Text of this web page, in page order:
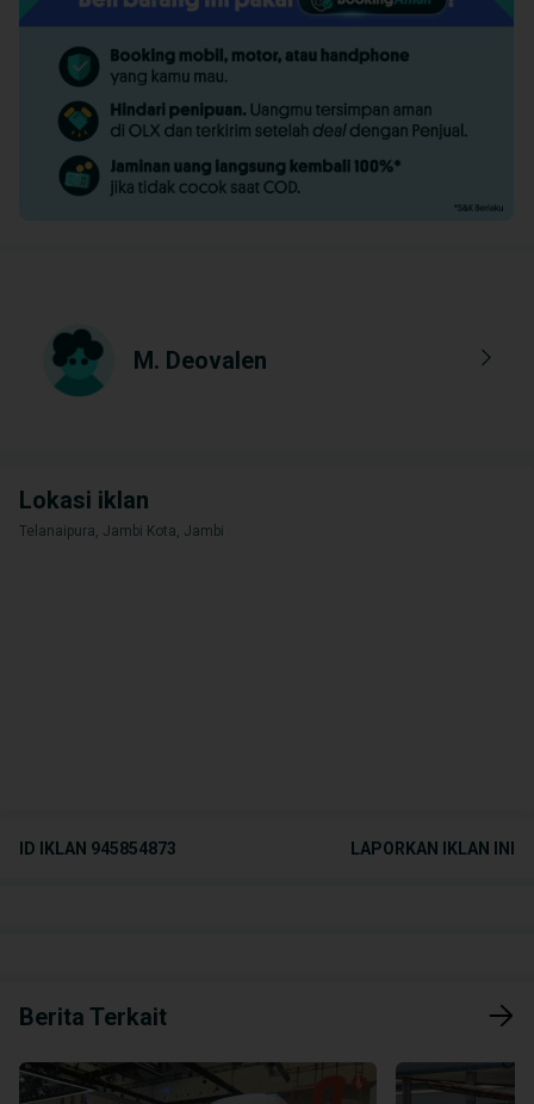
M. Deovalen
Lokasi iklan
Telanaipura, Jambi Kota, Jambi
ID IKLAN 945854873 LAPORKAN IKLAN INI
Berita Terkait